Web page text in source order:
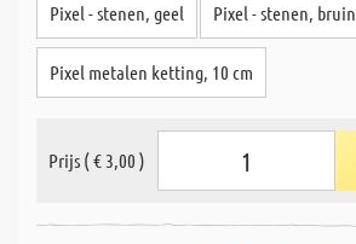
Pixel - stenen, geel Pixel - stenen, bruin
Pixel metalen ketting, 10 cm
Prijs ( € 3,00 )